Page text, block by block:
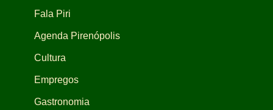
Fala Piri
Agenda Pirenópolis
Cultura
Empregos
Gastronomia